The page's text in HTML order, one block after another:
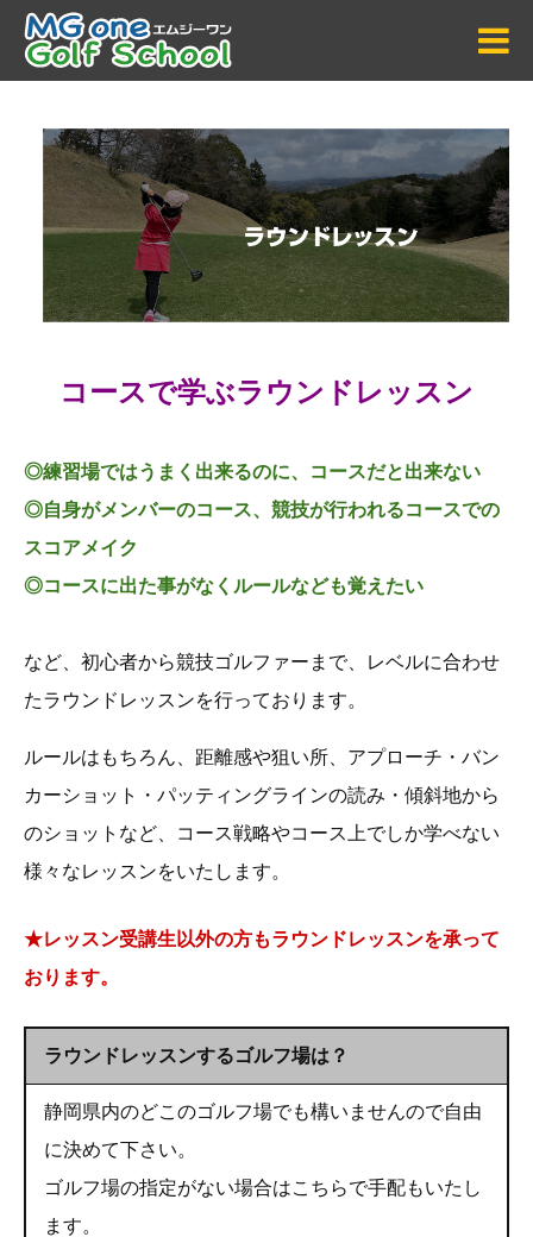
コースで学ぶラウンドレッスン
◎練習場ではうまく出来るのに、コースだと出来ない
◎自身がメンバーのコース、競技が行われるコースでの
スコアメイク
◎コースに出た事がなくルールなども覚えたい
など、初心者から競技ゴルファーまで、レベルに合わせ
たラウンドレッスンを行っております。
ルールはもちろん、距離感や狙い所、アプローチ・バン
カーショット・パッティングラインの読み・傾斜地から
のショットなど、コース戦略やコース上でしか学べない
様々なレッスンをいたします。
★レッスン受講生以外の方もラウンドレッスンを承って
おります。
ラウンドレッスンするゴルフ場は？
静岡県内のどこのゴルフ場でも構いませんので自由
に決めて下さい。
ゴルフ場の指定がない場合はこちらで手配もいたし
ます。